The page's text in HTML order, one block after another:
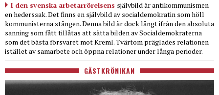
I den svenska arbetarrörelsens självbild är antikommunismen
en hederssak. Det finns en självbild av socialdemokratin som höll
kommunisterna stången. Denna bild är dock långt ifrån den absoluta
sanning som fått tillåtas att sätta bilden av Socialdemokraterna
som det bästa försvaret mot Kreml. Tvärtom präglades relationen
istället av samarbete och öppna relationer under långa perioder.
GÄSTKRÖNIKAN